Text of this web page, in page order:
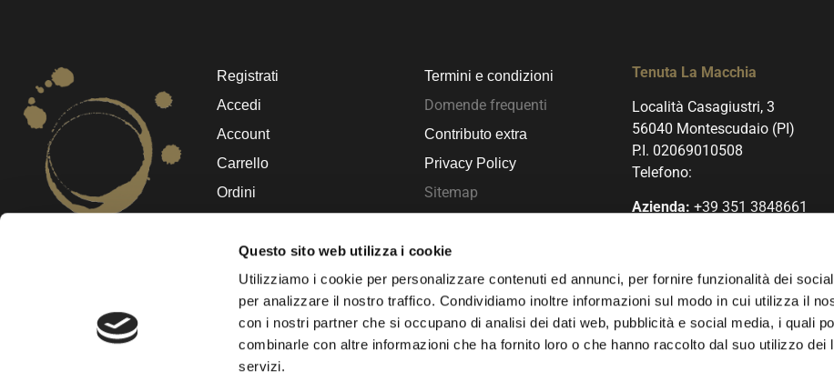
Questo sito web utilizza i cookie
Utilizziamo i cookie per personalizzare contenuti ed annunci, per fornire funzionalità dei
per analizzare il nostro traffico. Condividiamo inoltre informazioni sul modo in cui utilizza il
con i nostri partner che si occupano di analisi dei dati web, pubblicità e social media, i quali
combinarle con altre informazioni che ha fornito loro o che hanno raccolto dal suo utilizzo dei
servizi.
Registrati
Accedi
Account
Carrello
Ordini
Logout
Termini e condizioni
Domende frequenti
Contributo extra
Privacy Policy
Sitemap
Tenuta La Macchia
Località Casagiustri, 3
56040 Montescudaio (PI)
P.I. 02069010508
Telefono:
Azienda: +39 351 3848661
Letizia:+39 338 1258469